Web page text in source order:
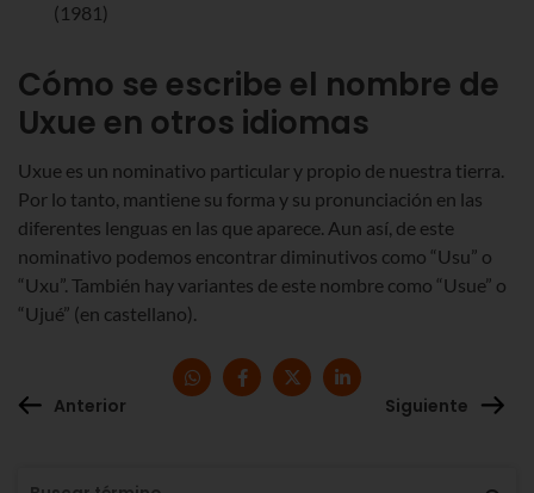
(1981)
Cómo se escribe el nombre de
Uxue en otros idiomas
Uxue es un nominativo particular y propio de nuestra tierra.
Por lo tanto, mantiene su forma y su pronunciación en las
diferentes lenguas en las que aparece. Aun así, de este
nominativo podemos encontrar diminutivos como “Usu” o
“Uxu”. También hay variantes de este nombre como “Usue” o
“Ujué” (en castellano).
Anterior Siguiente